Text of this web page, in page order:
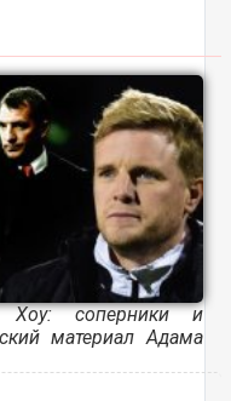
соперники и
материал Адама